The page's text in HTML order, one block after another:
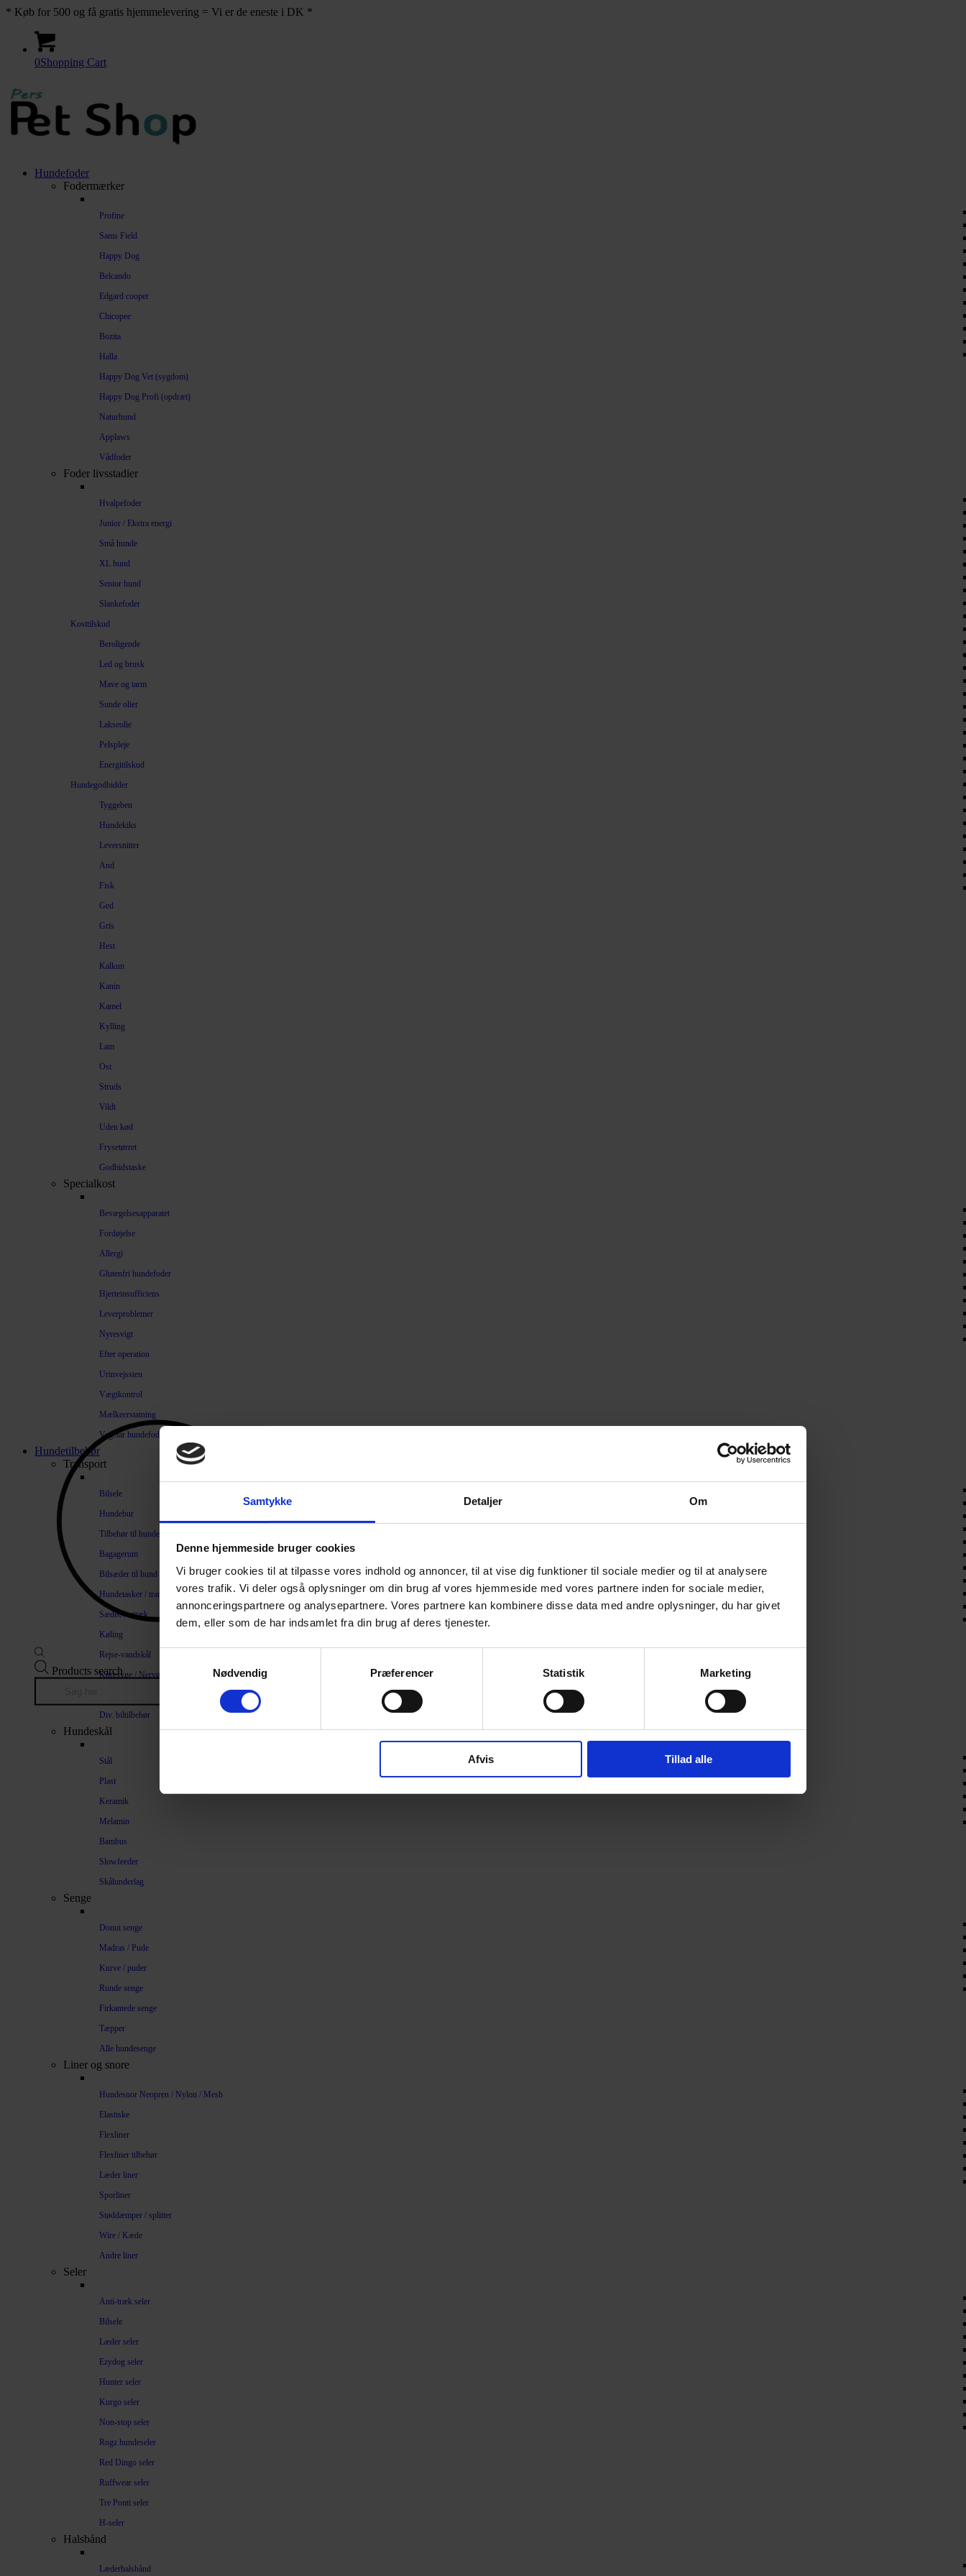
Samtykke Detaljer Om
Denne hjemmeside bruger cookies
Vi bruger cookies til at tilpasse vores indhold og annoncer, til at vise dig funktioner til sociale medier og til at analysere
vores trafik. Vi deler også oplysninger om din brug af vores hjemmeside med vores partnere inden for sociale medier,
annonceringspartnere og analysepartnere. Vores partnere kan kombinere disse data med andre oplysninger, du har givet
dem, eller som de har indsamlet fra din brug af deres tjenester.
Nødvendig
Præferencer Statistik Marketing
Afvis Tillad alle
* Køb for 500 og få gratis hjemmelevering = Vi er de eneste i DK *
0Shopping Cart
Hundefoder
Fodermærker
Profine
Sams Field
Happy Dog
Belcando
Edgard cooper
Chicopee
Bozita
Halla
Happy Dog Vet (sygdom)
Happy Dog Profi (opdræt)
Naturhund
Applaws
Vådfoder
Foder livsstadier
Hvalpefoder
Junior / Ekstra energi
Små hunde
XL hund
Senior hund
Slankefoder
Kosttilskud
Beroligende
Led og brusk
Mave og tarm
Sunde olier
Lakseolie
Pelspleje
Energitilskud
Hundegodbidder
Tyggeben
Hundekiks
Leversnitter
And
Fisk
Ged
Gris
Hest
Kalkun
Kanin
Kamel
Kylling
Lam
Ost
Struds
Vildt
Uden kød
Frysetørret
Godbidstaske
Specialkost
Bevægelsesapparatet
Fordøjelse
Allergi
Glutenfri hundefoder
Hjerteinsufficiens
Leverproblemer
Nyresvigt
Efter operation
Urinvejssten
Vægtkontrol
Mælkeerstatning
Vegetar hundefoder
Hundetilbehør
Transport
Bilsele
Hundebur
Tilbehør til hundebure
Bagagerum
Bilsæder til hund
Hundetasker / transportkasser
Sædeovertræk
Køling
Rejse-vandskål
Køresyge / Nervøsitet
Div. biltilbehør
Hundeskål
Stål
Plast
Keramik
Melamin
Bambus
Slowfeeder
Skålunderlag
Senge
Donut senge
Madras / Pude
Kurve / puder
Runde senge
Firkantede senge
Tæpper
Alle hundesenge
Liner og snore
Hundesnor Neopren / Nylon / Mesh
Elastiske
Flexliner
Flexliner tilbehør
Læder liner
Sporliner
Støddæmper / splitter
Wire / Kæde
Andre liner
Seler
Anti-træk seler
Bilsele
Læder seler
Ezydog seler
Hunter seler
Kurgo seler
Non-stop seler
Rogz hundeseler
Red Dingo seler
Ruffwear seler
Tre Ponti seler
H-seler
Halsbånd
Læderhalsbånd
Products search